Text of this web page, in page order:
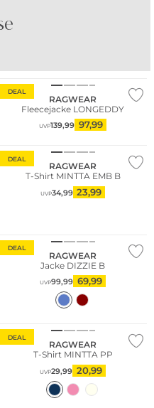
DEAL
RAGWEAR
Fleecejacke LONGEDDY
UVP139,99 97,99
DEAL
RAGWEAR
T-Shirt MINTTA EMB B
UVP34,99 23,99
DEAL
RAGWEAR
Jacke DIZZIE B
UVP99,99 69,99
DEAL
RAGWEAR
T-Shirt MINTTA PP
UVP29,99 20,99